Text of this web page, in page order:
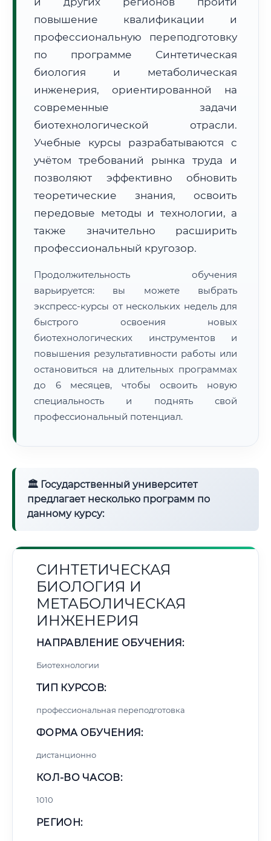
Расчет логистики оригиналов:
• Маршрут транзита:~3 129 км
повышение квалификации и
профессиональную переподготовку
по программе Синтетическая
биология и метаболическая
инженерия, ориентированной на
современные задачи
биотехнологической отрасли.
Учебные курсы разрабатываются с
учётом требований рынка труда и
позволяют эффективно обновить
теоретические знания, освоить
передовые методы и технологии, а
также значительно расширить
профессиональный кругозор.
Продолжительность обучения
варьируется: вы можете выбрать
экспресс-курсы от нескольких недель для
быстрого освоения новых
биотехнологических инструментов и
повышения результативности работы или
остановиться на длительных программах
до 6 месяцев, чтобы освоить новую
специальность и поднять свой
профессиональный потенциал.
🏛 Государственный университет
предлагает несколько программ по
данному курсу:
СИНТЕТИЧЕСКАЯ
БИОЛОГИЯ И
МЕТАБОЛИЧЕСКАЯ
ИНЖЕНЕРИЯ
НАПРАВЛЕНИЕ ОБУЧЕНИЯ:
Биотехнологии
ТИП КУРСОВ:
профессиональная переподготовка
ФОРМА ОБУЧЕНИЯ:
дистанционно
КОЛ-ВО ЧАСОВ:
1010
РЕГИОН: